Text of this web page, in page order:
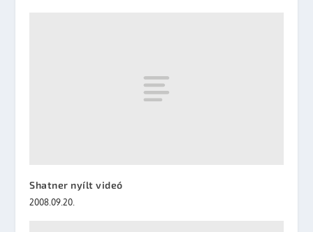
Shatner nyílt videó
2008.09.20.